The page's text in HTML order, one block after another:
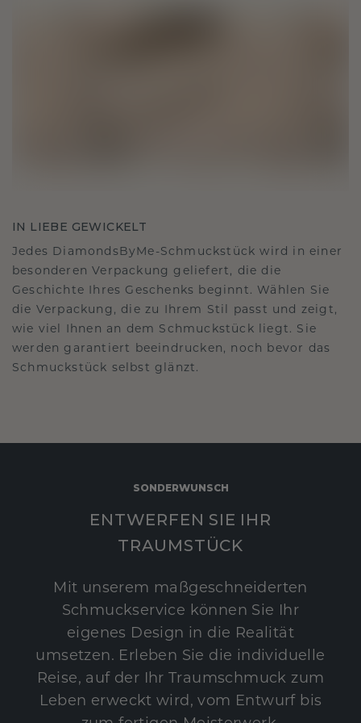
IN LIEBE GEWICKELT
Jedes DiamondsByMe-Schmuckstück wird in einer
besonderen Verpackung geliefert, die die
Geschichte Ihres Geschenks beginnt. Wählen Sie
die Verpackung, die zu Ihrem Stil passt und zeigt,
wie viel Ihnen an dem Schmuckstück liegt. Sie
werden garantiert beeindrucken, noch bevor das
Schmuckstück selbst glänzt.
SONDERWUNSCH
ENTWERFEN SIE IHR
TRAUMSTÜCK
Mit unserem maßgeschneiderten
Schmuckservice können Sie Ihr
eigenes Design in die Realität
umsetzen. Erleben Sie die individuelle
Reise, auf der Ihr Traumschmuck zum
Leben erweckt wird, vom Entwurf bis